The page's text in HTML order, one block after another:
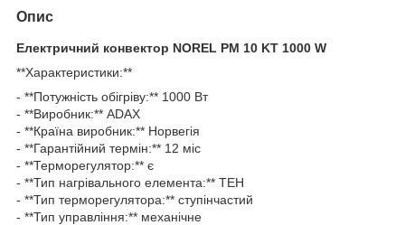
Опис
Електричний конвектор NOREL PM 10 KT 1000 W
**Характеристики:**
- **Потужність обігріву:** 1000 Вт
- **Виробник:** ADAX
- **Країна виробник:** Норвегія
- **Гарантійний термін:** 12 міс
- **Терморегулятор:** є
- **Тип нагрівального елемента:** ТЕН
- **Тип терморегулятора:** ступінчастий
- **Тип управління:** механічне